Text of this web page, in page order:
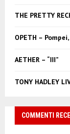
THE PRETTY
OPETH –
AETHER – “III”
TONY HADLEY
COMMENTI